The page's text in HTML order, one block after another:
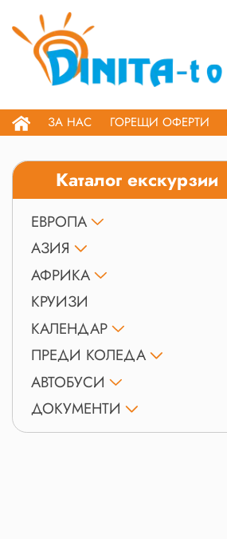
ЗА НАС ГОРЕЩИ ОФЕРТИ
Каталог екскурзии
ЕВРОПА
АЗИЯ
АФРИКА
КРУИЗИ
КАЛЕНДАР
ПРЕДИ КОЛЕДА
АВТОБУСИ
ДОКУМЕНТИ